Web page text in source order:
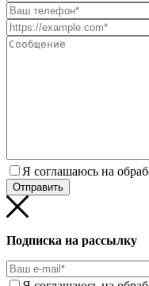
Я соглашаюсь на
Подписка на рассылку